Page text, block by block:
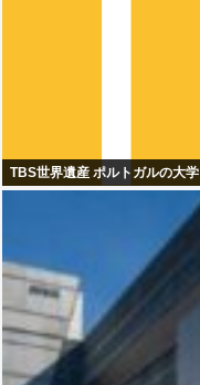
TBS世界遺産 ポルトガルの大学